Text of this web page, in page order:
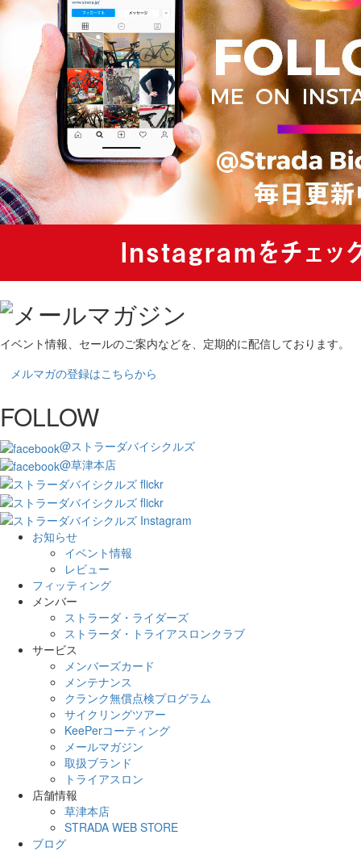
イベント情報、セールのご案内などを、定期的に配信しております。
メルマガの登録はこちらから
FOLLOW
@ストラーダバイシクルズ
@草津本店
お知らせ
イベント情報
レビュー
フィッティング
メンバー
ストラーダ・ライダーズ
ストラーダ・トライアスロンクラブ
サービス
メンバーズカード
メンテナンス
クランク無償点検プログラム
サイクリングツアー
KeePerコーティング
メールマガジン
取扱ブランド
トライアスロン
店舗情報
草津本店
STRADA WEB STORE
ブログ